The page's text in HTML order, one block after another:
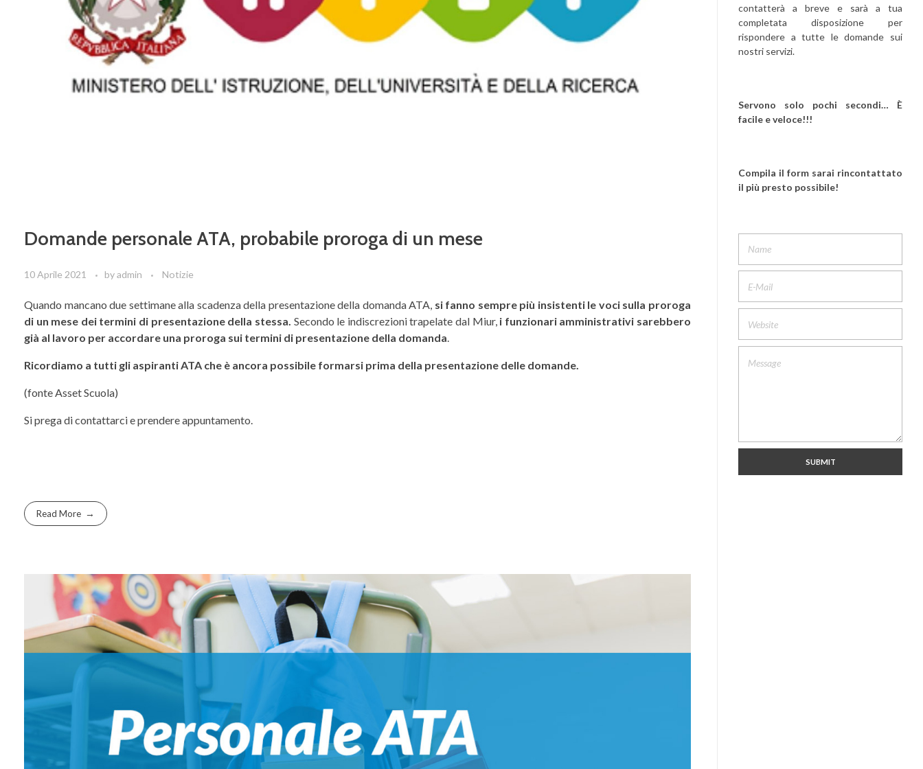
Domande personale ATA, probabile proroga di un mese
10 Aprile 2021 byadmin Notizie
Quando mancano due settimane alla scadenza della presentazione della domanda ATA, si fanno sempre più insistenti le voci sulla proroga
di un mese dei termini di presentazione della stessa. Secondo le indiscrezioni trapelate dal Miur, i funzionari amministrativi sarebbero
già al lavoro per accordare una proroga sui termini di presentazione della domanda
Ricordiamo a tutti gli aspiranti ATA che è ancora possibile formarsi prima della presentazione delle domande.
(fonte Asset Scuola)
Si prega di contattarci e prendere appuntamento.
Read More
contatterà a breve e sarà a tua
completata disposizione per
rispondere a tutte le domande sui
nostri servizi.
Servono solo pochi secondi… È
facile e veloce!!!
Compila il form sarai rincontattato
il più presto possibile!